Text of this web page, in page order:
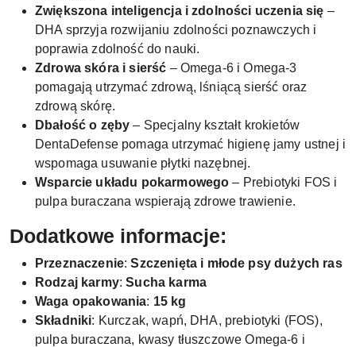
Zwiększona inteligencja i zdolności uczenia się –
DHA sprzyja rozwijaniu zdolności poznawczych i
poprawia zdolność do nauki.
Zdrowa skóra i sierść – Omega-6 i Omega-3
pomagają utrzymać zdrową, lśniącą sierść oraz
zdrową skórę.
Dbałość o zęby – Specjalny kształt krokietów
DentaDefense pomaga utrzymać higienę jamy ustnej i
wspomaga usuwanie płytki nazębnej.
Wsparcie układu pokarmowego – Prebiotyki FOS i
pulpa buraczana wspierają zdrowe trawienie.
Dodatkowe informacje:
Przeznaczenie:Szczenięta i młode psy dużych ras
Rodzaj karmy:Sucha karma
Waga opakowania: 15 kg
Składniki: Kurczak, wapń, DHA, prebiotyki (FOS),
pulpa buraczana, kwasy tłuszczowe Omega-6 i